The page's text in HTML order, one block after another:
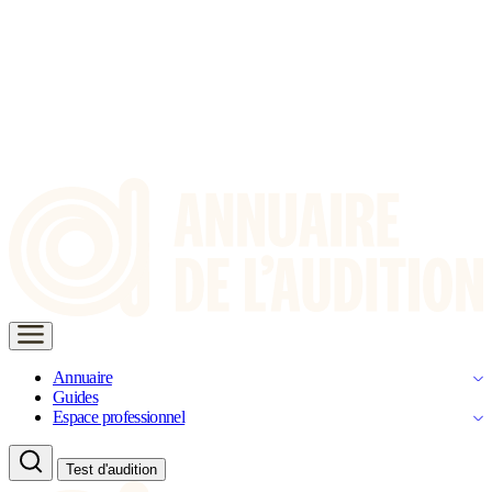
Annuaire
Guides
Espace professionnel
Test d'audition